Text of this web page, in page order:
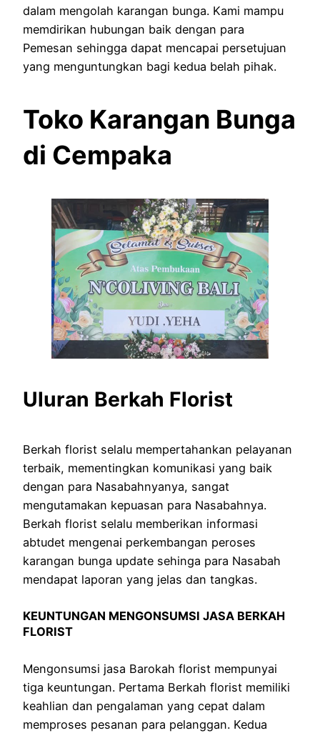
dalam mengolah karangan bunga. Kami mampu
memdirikan hubungan baik dengan para
Pemesan sehingga dapat mencapai persetujuan
yang menguntungkan bagi kedua belah pihak.
Toko Karangan Bunga
di Cempaka
Uluran Berkah Florist
Berkah florist selalu mempertahankan pelayanan
terbaik, mementingkan komunikasi yang baik
dengan para Nasabahnyanya, sangat
mengutamakan kepuasan para Nasabahnya.
Berkah florist selalu memberikan informasi
abtudet mengenai perkembangan peroses
karangan bunga update sehinga para Nasabah
mendapat laporan yang jelas dan tangkas.
KEUNTUNGAN MENGONSUMSI JASA BERKAH
FLORIST
Mengonsumsi jasa Barokah florist mempunyai
tiga keuntungan. Pertama Berkah florist memiliki
keahlian dan pengalaman yang cepat dalam
memproses pesanan para pelanggan. Kedua